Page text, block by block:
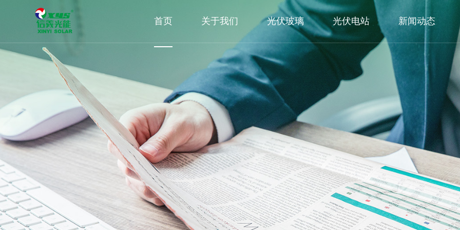
首页 关于我们 光伏玻璃 光伏电站 新闻动态